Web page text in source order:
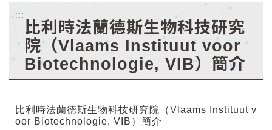
:::
比利時法蘭德斯生物科技研究
院（Vlaams Instituut voor
Biotechnologie, VIB）簡介
比利時法蘭德斯生物科技研究院（Vlaams Instituut v
oor Biotechnologie, VIB ）簡介